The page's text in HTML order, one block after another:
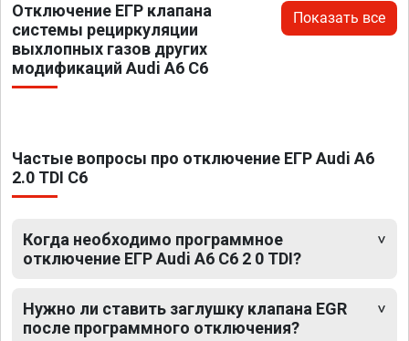
Отключение ЕГР клапана
системы рециркуляции
выхлопных газов других
модификаций Audi A6 C6
Показать все
Частые вопросы про отключение ЕГР Audi A6
2.0 TDI C6
Когда необходимо программное
отключение ЕГР Audi A6 C6 2 0 TDI?
Нужно ли ставить заглушку клапана EGR
после программного отключения?